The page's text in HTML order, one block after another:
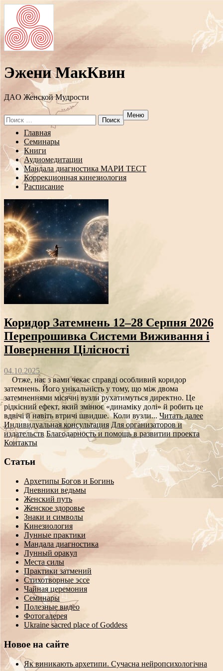
Эжени МакКвин
ДAO Женской Мудрости
Search
for:
Меню
Перейти
содержанию
Главная
Семинары
Книги
Аудиомедитации
Мандала диагностика МАРИ ТЕСТ
Коррекционная кинезиология
Расписание
Коридор Затемнень 12–28 Серпня 2026
Перепрошивка Системи Виживання і
Повернення Цілісності
04.10.2025
Отже, нас з вами чекає справді особливий коридор
затемнень. Його унікальність у тому, що між двома
затемненнями місячні вузли рухатимуться директно. Це
рідкісний ефект, який змінює «динаміку долі» й робить це
вдвічі й навіть втричі швидше. Коли вузли... Читать далее
Индивидуальная консультация Для организаторов и
издательств Благодарность и помощь в развитии проекта
Контакты
Статьи
Архетипы Богов и Богинь
Дневники ведьмы
Женский путь
Женское здоровье
Знаки и символы
Кинезиология
Лунные практики
Мандала диагностика
Лунный оракул
Места силы
Практики затмений
Стихотворные эссе
Чайная церемония
Семинары
Полезные видео
Фотогалерея
Ukraine sacred place of Goddess
Новое на сайте
Як виникають архетипи. Сучасна нейропсихологічна